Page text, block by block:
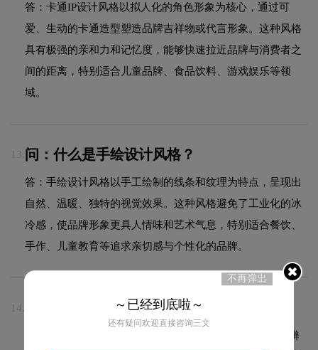
答：卡通IP设计风格以拟人化的角色形象为核心，通过可
爱、生动的卡通造型塑造品牌吉祥物或代言形象。这种风格
具有极强的亲和力和记忆度，能够快速拉近品牌与消费者之
间的距离，特别适合儿童品牌、食品饮料、游戏娱乐等领
域。
13. 问：什么是手绘设计风格？
答：手绘设计风格以手工绘制的线条和纹理为特点，呈现出
自然、温暖、独特的视觉效果。这种风格避免了工业化的冰
冷感，使品牌形象更具人情味和艺术气息，特别适合餐饮、
手作、儿童教育等追求亲切感与个性化的品牌。
14. 问：一个好的LOGO应该具备哪些特点？
答：一个好的LOGO应具备以下特点：简洁易记、独特有辨
不再弹出
～已经到底啦～
还有疑问欢迎直接咨询三文